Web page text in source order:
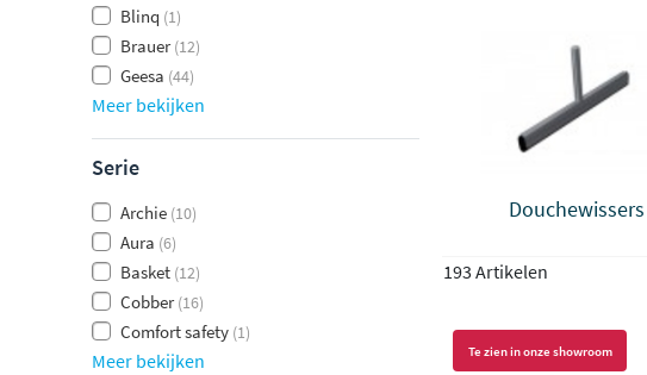
Blinq (1)
Brauer(12)
Geesa (44)
Meer bekijken
Serie
Archie (10)
Aura (6)
Basket (12)
Cobber(16)
Comfort safety (1)
Meer bekijken
Douchewissers
193 Artikelen
Te zien in onze showroom